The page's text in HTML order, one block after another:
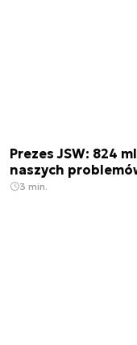
Prezes JSW: 824
naszych
3 min.